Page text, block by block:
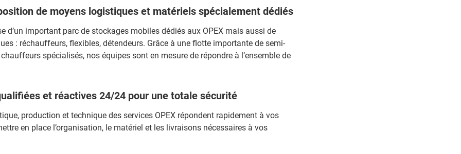
de moyens logistiques et matériels spécialement dédiés
d’un important parc de stockages mobiles dédiés aux OPEX mais aussi de
: réchauffeurs, flexibles, détendeurs. Grâce à une flotte importante de semi-
spécialisés, nos équipes sont en mesure de répondre à l’ensemble de
et réactives 24/24 pour une totale sécurité
production et technique des services OPEX répondent rapidement à vos
en place l’organisation, le matériel et les livraisons nécessaires à vos